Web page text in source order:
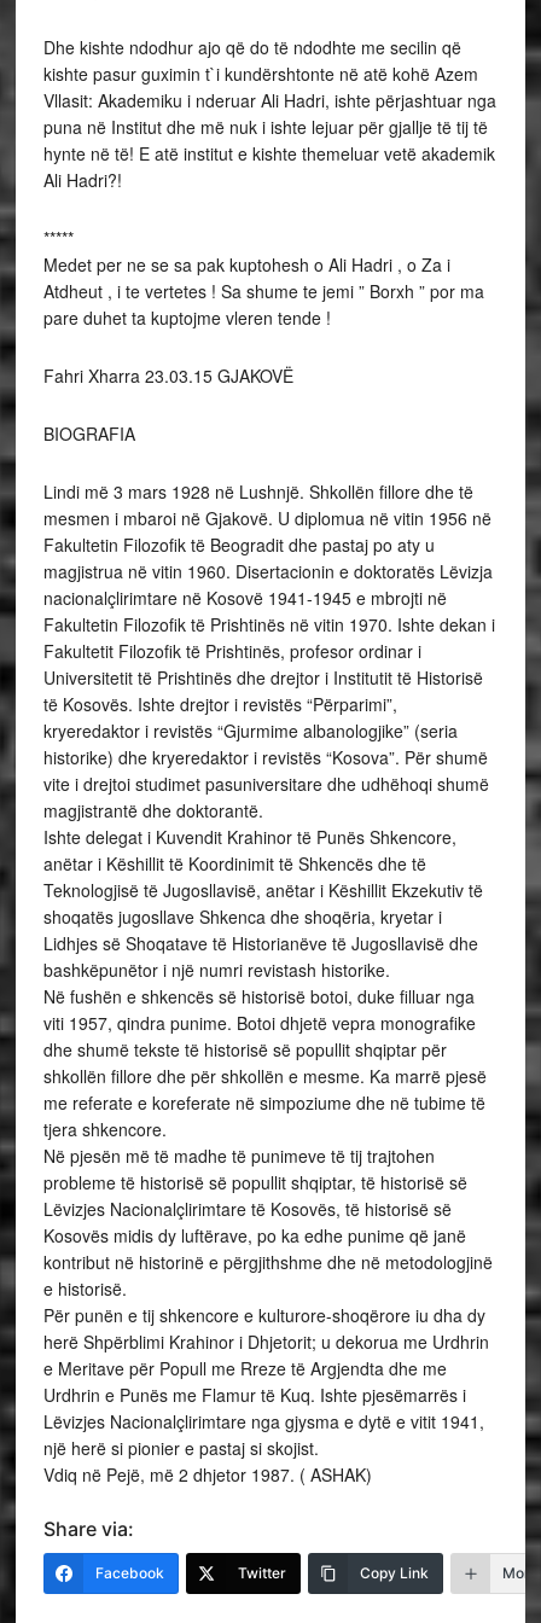
Dhe kishte ndodhur ajo që do të ndodhte me secilin që
kishte pasur guximin t`i kundërshtonte në atë kohë Azem
Vllasit: Akademiku i nderuar Ali Hadri, ishte përjashtuar nga
puna në Institut dhe më nuk i ishte lejuar për gjallje të tij të
hynte në të! E atë institut e kishte themeluar vetë akademik
Ali Hadri?!
*****
Medet per ne se sa pak kuptohesh o Ali Hadri , o Za i
Atdheut , i te vertetes ! Sa shume te jemi ” Borxh ” por ma
pare duhet ta kuptojme vleren tende !
Fahri Xharra 23.03.15 GJAKOVË
BIOGRAFIA
Lindi më 3 mars 1928 në Lushnjë. Shkollën fillore dhe të
mesmen i mbaroi në Gjakovë. U diplomua në vitin 1956 në
Fakultetin Filozofik të Beogradit dhe pastaj po aty u
magjistrua në vitin 1960. Disertacionin e doktoratës Lëvizja
nacionalçlirimtare në Kosovë 1941-1945 e mbrojti në
Fakultetin Filozofik të Prishtinës në vitin 1970. Ishte dekan i
Fakultetit Filozofik të Prishtinës, profesor ordinar i
Universitetit të Prishtinës dhe drejtor i Institutit të Historisë
të Kosovës. Ishte drejtor i revistës “Përparimi”,
kryeredaktor i revistës “Gjurmime albanologjike” (seria
historike) dhe kryeredaktor i revistës “Kosova”. Për shumë
vite i drejtoi studimet pasuniversitare dhe udhëhoqi shumë
magjistrantë dhe doktorantë.
Ishte delegat i Kuvendit Krahinor të Punës Shkencore,
anëtar i Këshillit të Koordinimit të Shkencës dhe të
Teknologjisë të Jugosllavisë, anëtar i Këshillit Ekzekutiv të
shoqatës jugosllave Shkenca dhe shoqëria, kryetar i
Lidhjes së Shoqatave të Historianëve të Jugosllavisë dhe
bashkëpunëtor i një numri revistash historike.
Në fushën e shkencës së historisë botoi, duke filluar nga
viti 1957, qindra punime. Botoi dhjetë vepra monografike
dhe shumë tekste të historisë së popullit shqiptar për
shkollën fillore dhe për shkollën e mesme. Ka marrë pjesë
me referate e koreferate në simpoziume dhe në tubime të
tjera shkencore.
Në pjesën më të madhe të punimeve të tij trajtohen
probleme të historisë së popullit shqiptar, të historisë së
Lëvizjes Nacionalçlirimtare të Kosovës, të historisë së
Kosovës midis dy luftërave, po ka edhe punime që janë
kontribut në historinë e përgjithshme dhe në metodologjinë
e historisë.
Për punën e tij shkencore e kulturore-shoqërore iu dha dy
herë Shpërblimi Krahinor i Dhjetorit; u dekorua me Urdhrin
e Meritave për Popull me Rreze të Argjendta dhe me
Urdhrin e Punës me Flamur të Kuq. Ishte pjesëmarrës i
Lëvizjes Nacionalçlirimtare nga gjysma e dytë e vitit 1941,
një herë si pionier e pastaj si skojist.
Vdiq në Pejë, më 2 dhjetor 1987. ( ASHAK)
Share via:
Facebook Twitter Copy Link More